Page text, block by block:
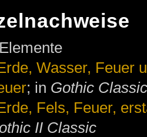
Elemente
Wasser, Feuer
; in Gothic
Fels, Feuer,
II Classic